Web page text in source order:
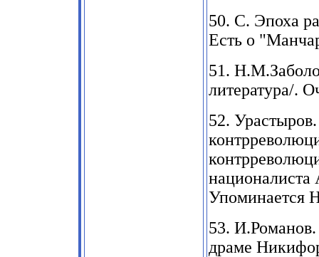
50. С. Эпоха
Есть о
51.
литература/.
52. Урастыров.
Упоминается
53. И.Романов.
драме